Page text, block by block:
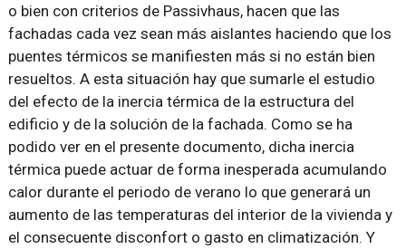
o bien con criterios de Passivhaus, hacen que las
fachadas cada vez sean más aislantes haciendo que los
puentes térmicos se manifiesten más si no están bien
resueltos. A esta situación hay que sumarle el estudio
del efecto de la inercia térmica de la estructura del
edificio y de la solución de la fachada. Como se ha
podido ver en el presente documento, dicha inercia
térmica puede actuar de forma inesperada acumulando
calor durante el periodo de verano lo que generará un
aumento de las temperaturas del interior de la vivienda y
el consecuente disconfort o gasto en climatización. Y